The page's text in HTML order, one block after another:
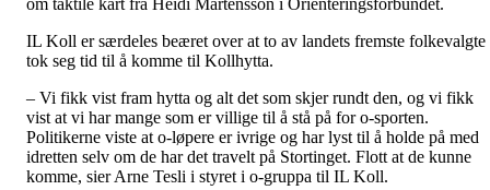
om taktile kart fra Heidi Mårtensson i Orienteringsforbundet.
IL Koll er særdeles beæret over at to av landets fremste folkevalgte
tok seg tid til å komme til Kollhytta.
– Vi fikk vist fram hytta og alt det som skjer rundt den, og vi fikk
vist at vi har mange som er villige til å stå på for o-sporten.
Politikerne viste at o-løpere er ivrige og har lyst til å holde på med
idretten selv om de har det travelt på Stortinget. Flott at de kunne
komme, sier Arne Tesli i styret i o-gruppa til IL Koll.